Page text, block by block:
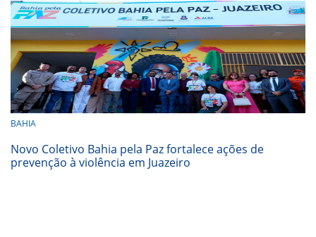
BAHIA
Novo Coletivo Bahia pela Paz fortalece ações de
prevenção à violência em Juazeiro